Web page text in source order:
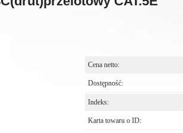
Cena netto:
Dostępność:
Indeks:
Karta towaru o ID: